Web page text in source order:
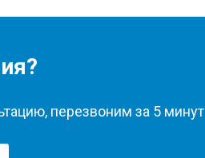
перезвоним за 5 минут